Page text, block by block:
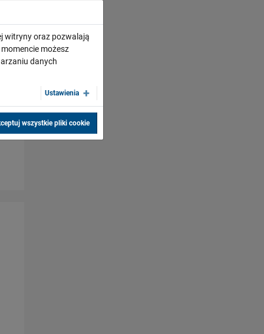
witryny oraz pozwalają
możesz
danych
Ustawienia
wszystkie pliki cookie